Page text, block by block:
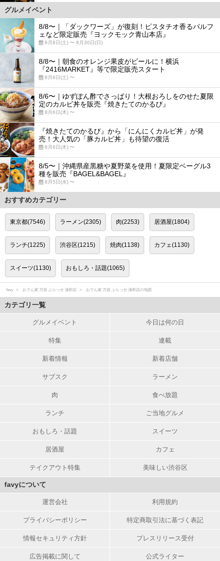
グルメイベント
8/8〜｜「ダックワーズ」が復刻！ピスタチオ香るパルフ
ェなど限定販売『ヨックモック青山本店』
8月8日(土) 〜 8月30日(日)
8/8〜｜朝食のオレンジ果皮がビールに！横浜
『2416MARKET』等で限定販売スタート
8月8日(土) 〜
8/6〜｜ゆずぽん酢でさっぱり！大根おろしをのせた夏限
定のカルビ丼を販売『焼きたてのかるび』
8月6日(木) 〜
『焼きたてのかるび』から「にんにくカルビ丼」が発
売！大人気の「豚カルビ丼」も待望の復活
8月6日(木) 〜
8/5〜｜沖縄県産黒糖や夏野菜を使用！夏限定ベーグル3
種を販売『BAGEL&BAGEL』
8月5日(水) 〜
おすすめカテゴリー
東京都(7546) ラーメン(2305) 肉(2253) 居酒屋(1804)
ランチ(1225) 渋谷区(1215) 焼肉(1138) カフェ(1130)
スイーツ(1130) おもしろ・話題(1065)
favy おでん家 万昌 ぶらっせ 浦和店 おでん家 万昌 ぶらっせ 浦和店の地図
カテゴリ一覧
グルメイベント 今日は何の日
特集 連載
新着情報 新着店舗
サブスク ラーメン
肉 食べ放題
ランチ ご当地グルメ
おもしろ・話題 スイーツ
居酒屋 カフェ
テイクアウト特集 美味しい渋谷区
favyについて
運営会社 利用規約
プライバシーポリシー 特定商取引法に基づく表記
情報セキュリティ方針 プレスリリース受付
広告掲載に関して 公式ライター